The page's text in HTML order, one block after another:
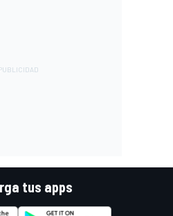
tus apps